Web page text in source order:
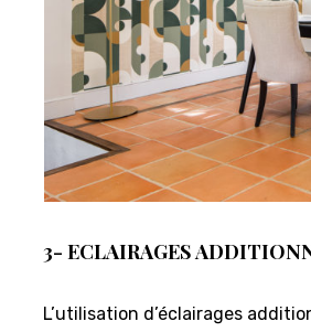
3- ECLAIRAGES
L’utilisation d’éclairages